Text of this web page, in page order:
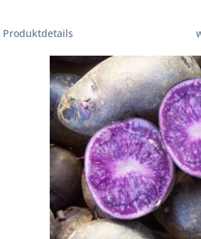
Produktdetails